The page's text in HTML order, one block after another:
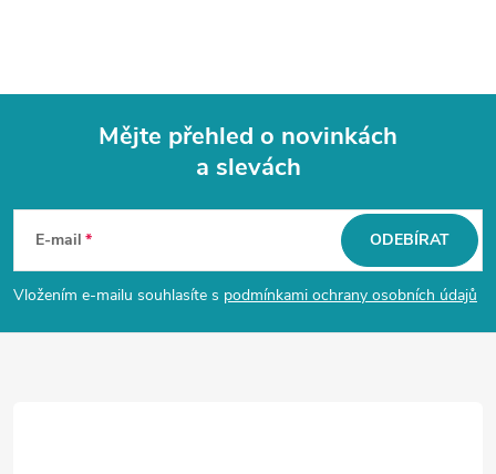
p
a
Mějte přehled o novinkách
a slevách
E-mail
Vložením e-mailu souhlasíte s podmínkami ochrany osobních údajů
ODEBÍRAT